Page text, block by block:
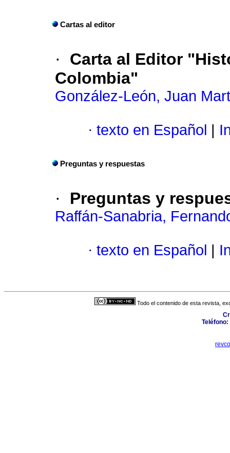
Cartas al editor
·
Carta al Editor
Colombia"
González-León, Juan
· texto en Español
Preguntas y respuestas
· Preguntas y
Raffán-Sanabria,
· texto en Español
Todo el contenido de esta revista,
Teléfono: